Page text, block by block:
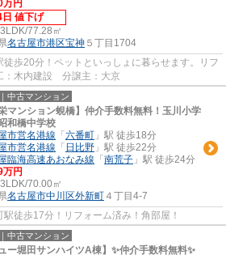
万円
日 値下げ
3LDK/77.28㎡
名古屋市港区宝神 ５丁目1704
歩20分！ペットといっしょに暮らせます。リフ
：木内建設 分譲主：大京
中古マンション
栄マンション蜆橋】仲介手数料無料！玉川小学
和橋中学校
市営名港線 「 六番町 」駅 徒歩18分
市営名港線 「 日比野 」駅 徒歩22分
臨海高速あおなみ線 「 南荒子 」駅 徒歩24分
万円
3LDK/70.00㎡
名古屋市中川区外新町 ４丁目4-7
徒歩17分！リフォーム済み！角部屋！
中古マンション
ュー堀田サンハイツA棟】✨️仲介手数料無料✨️